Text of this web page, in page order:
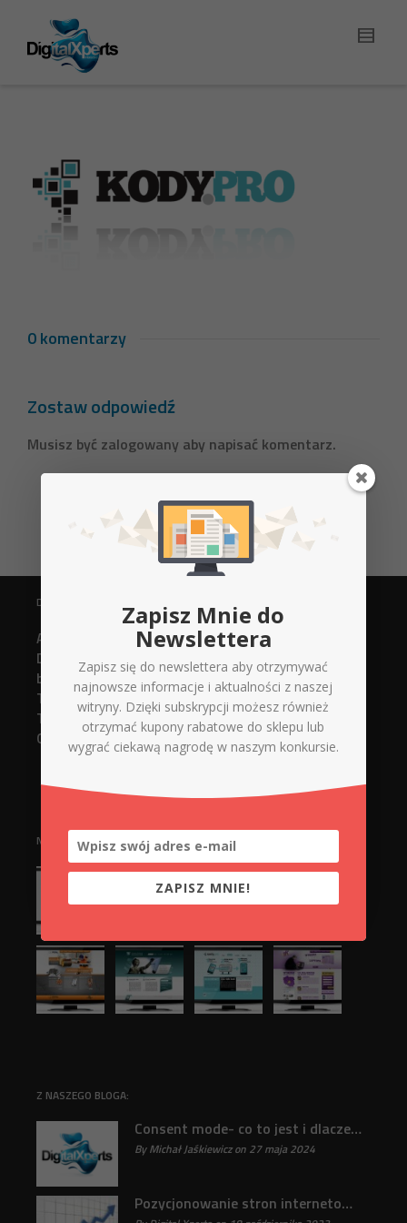
0 komentarzy
Zostaw odpowiedź
Musisz być zalogowany aby napisać komentarz.
DANE KONTAKTOWE
Agencja Reklamowa
Digital Xperts
biuro@d-x.pl
Tel. 737748919 (strony www)
Tel. 737748918 (serwis + sklep)
Górnicza 12/14 lokal 005
NASZE REALIZACJE:
Z NASZEGO BLOGA:
Consent mode- co to jest i dlaczego jest ważne?
By Michał Jaśkiewicz on 27 maja 2024
Pozycjonowanie stron internetowych : Klucz do sukcesu online odkryty
Zapisz Mnie do
Newslettera
Zapisz się do newslettera aby otrzymywać
najnowsze informacje i aktualności z naszej
witryny. Dzięki subskrypcji możesz również
otrzymać kupony rabatowe do sklepu lub
wygrać ciekawą nagrodę w naszym konkursie.
ZAPISZ MNIE!